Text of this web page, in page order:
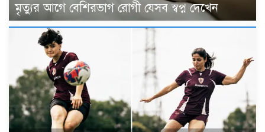
মৃত্যুর আগে বেশিরভাগ রোগী যেসব স্বপ্ন দেখেন